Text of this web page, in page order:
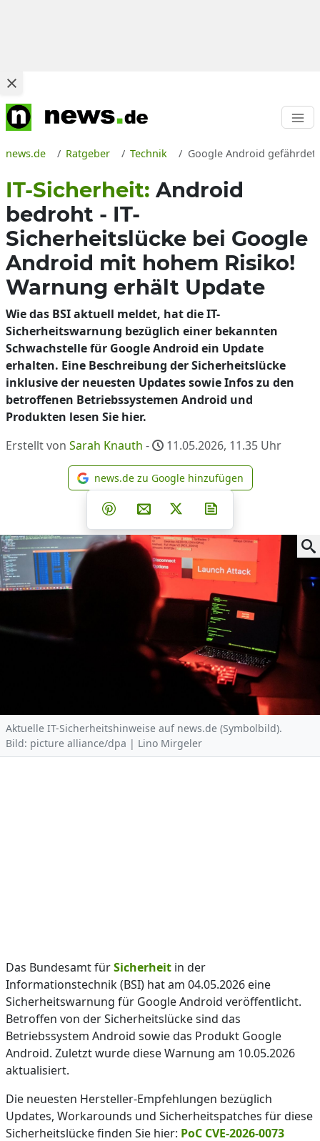
news.de Ratgeber Technik Google Android gefährdet
IT-Sicherheit: Android
bedroht - IT-
Sicherheitslücke bei Google
Android mit hohem Risiko!
Warnung erhält Update
Wie das BSI aktuell meldet, hat die IT-
Sicherheitswarnung bezüglich einer bekannten
Schwachstelle für Google Android ein Update
erhalten. Eine Beschreibung der Sicherheitslücke
inklusive der neuesten Updates sowie Infos zu den
betroffenen Betriebssystemen Android und
Produkten lesen Sie hier.
Erstellt von Sarah Knauth - 11.05.2026, 11.35 Uhr
news.de zu Google
news.de zu Google hinzufügen
Teilen auf Facebook
Teilen auf Whatsapp
Teilen auf Telegram
Teilen auf Pinterest
Per E-Mail teilen
Post auf X
Aktuelle IT-Sicherheitshinweise auf news.de (Symbolbild).
Bild: picture alliance/dpa | Lino Mirgeler
Das Bundesamt fürSicherheit in der
Informationstechnik (BSI) hat am 04.05.2026 eine
Sicherheitswarnung für Google Android veröffentlicht.
Betroffen von der Sicherheitslücke sind das
Betriebssystem Android sowie das Produkt Google
Android. Zuletzt wurde diese Warnung am 10.05.2026
aktualisiert.
Die neuesten Hersteller-Empfehlungen bezüglich
Updates, Workarounds und Sicherheitspatches für diese
Sicherheitslücke finden Sie hier: PoC CVE-2026-0073